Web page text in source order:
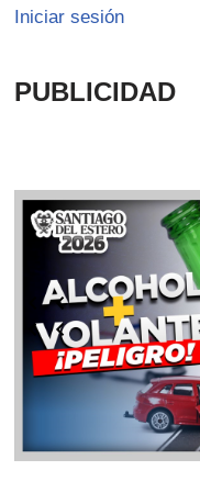
Iniciar sesión
PUBLICIDAD